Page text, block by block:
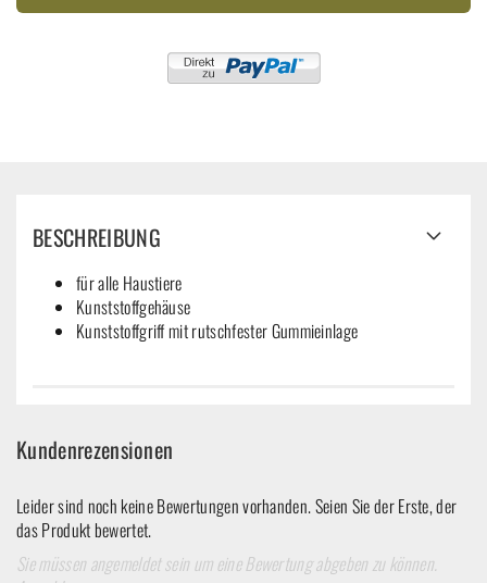
BESCHREIBUNG
für alle Haustiere
Kunststoffgehäuse
Kunststoffgriff mit rutschfester Gummieinlage
Kundenrezensionen
Leider sind noch keine Bewertungen vorhanden. Seien Sie der Erste, der
das Produkt bewertet.
Sie müssen angemeldet sein um eine Bewertung abgeben zu können.